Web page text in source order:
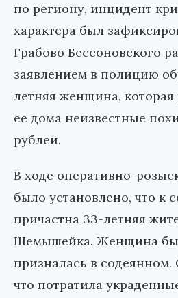
по региону, инцидент
характера был
Грабово Бессоновского
заявлением в полицию
летняя женщина, которая
ее дома неизвестные
рублей.
В ходе оперативно-
было установлено, что к
причастна 33-летняя
Шемышейка. Женщина
призналась в содеянном.
что потратила